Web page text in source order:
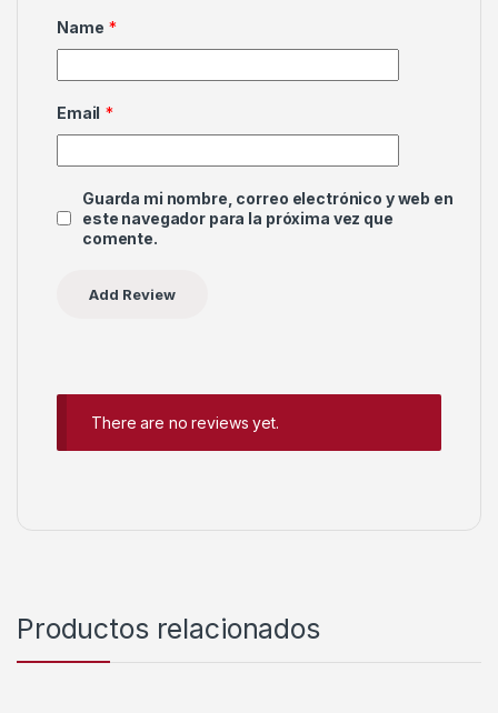
Name *
Email *
Guarda mi nombre, correo electrónico y web en
este navegador para la próxima vez que
comente.
There are no reviews yet.
Productos relacionados